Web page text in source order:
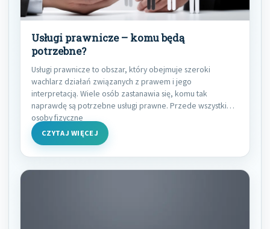
Usługi prawnicze – komu będą
potrzebne?
Usługi prawnicze to obszar, który obejmuje szeroki
wachlarz działań związanych z prawem i jego
interpretacją. Wiele osób zastanawia się, komu tak
naprawdę są potrzebne usługi prawne. Przede wszystkim,
osoby fizyczne
CZYTAJ WIĘCEJ